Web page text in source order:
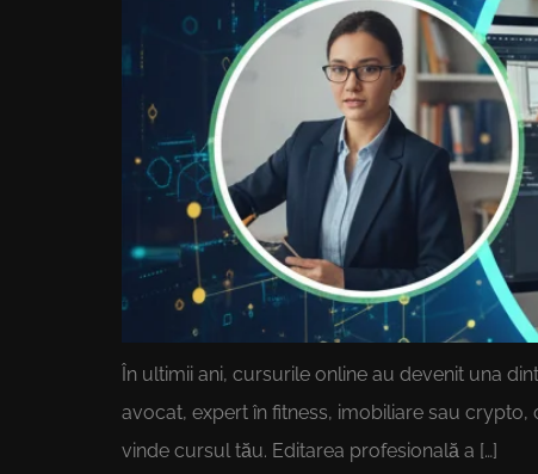
În ultimii ani, cursurile online au devenit una
avocat, expert în fitness, imobiliare sau
vinde cursul tău. Editarea profesională a […]